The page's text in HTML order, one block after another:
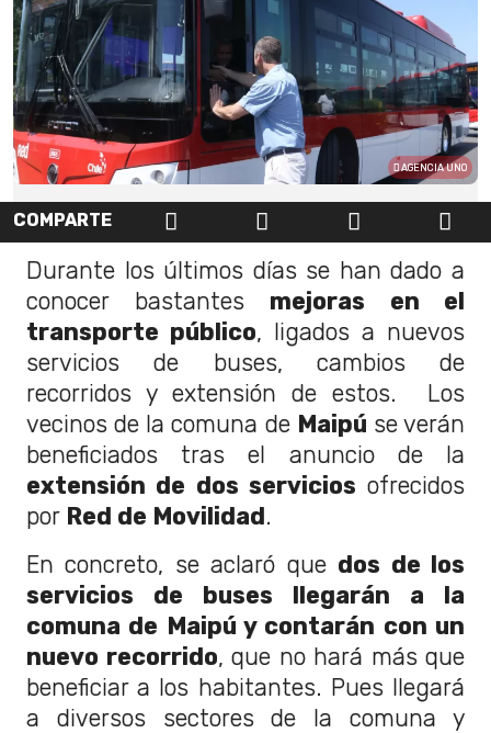
AGENCIA UNO
COMPARTE
Durante los últimos días se han dado a
conocer bastantes mejoras en el
transporte público, ligados a nuevos
servicios de buses, cambios de
recorridos y extensión de estos. Los
vecinos de la comuna de Maipú se verán
beneficiados tras el anuncio de la
extensión de dos servicios ofrecidos
por Red de Movilidad.
En concreto, se aclaró que dos de los
servicios de buses llegarán a la
comuna de Maipú y contarán con un
nuevo recorrido, que no hará más que
beneficiar a los habitantes. Pues llegará
a diversos sectores de la comuna y